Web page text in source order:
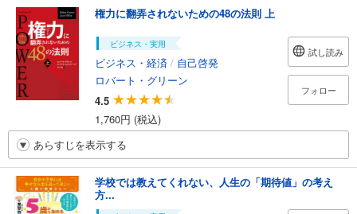
権力に翻弄されないための48の法則 上
ビジネス・実用
ビジネス・経済 / 自己啓発
ロバート・グリーン
4.5
1,760円 (税込)
試し読み
フォロー
あらすじを表示する
学校では教えてくれない、人生の「期待値」の考え
方...